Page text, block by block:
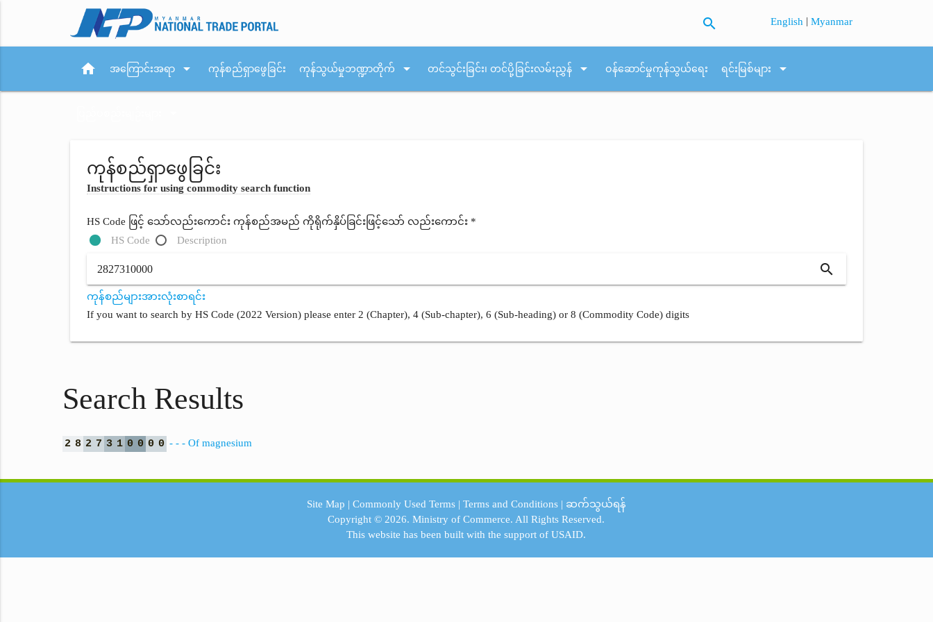
search English |Myanmar
home အကြောင်းအရာ arrow_drop_down ကုန်စည်ရှာဖွေခြင်း ကုန်သွယ်မှုဘဏ္ဍာတိုက် arrow_drop_down တင်သွင်းခြင်း၊ တင်ပို့ခြင်းလမ်းညွှန် arrow_drop_down ဝန်ဆောင်မှုကုန်သွယ်ရေး ရင်းမြစ်များ arrow_drop_down
ကုန်စည်ရှာဖွေခြင်း
Instructions for using commodity search function
HS Code ဖြင့် သော်လည်းကောင်း ကုန်စည်အမည် ကိုရိုက်နှိပ်ခြင်းဖြင့်သော် လည်းကောင်း *
HS Code
Description
search
ကုန်စည်များအားလုံးစာရင်း
If you want to search by HS Code (2022 Version) please enter 2 (Chapter), 4 (Sub-chapter), 6 (Sub-heading) or 8 (Commodity Code) digits
Search Results
2 8 2 7 3 1 0 0 0 0 - - - Of magnesium
Site Map | Commonly Used Terms| Terms and Conditions| ဆက်သွယ်ရန်
Copyright © 2026.Ministry of Commerce. All Rights Reserved.
This website has been built with the support ofUSAID.